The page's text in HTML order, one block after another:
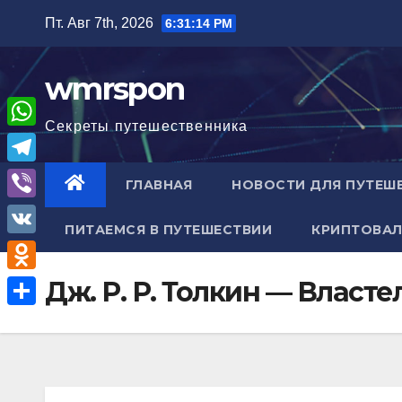
содержимому
Пт. Авг 7th, 2026 6:31:15 PM
wmrspon
Секреты путешественника
ГЛАВНАЯ НОВОСТИ ДЛЯ
ПИТАЕМСЯ В ПУТЕШЕСТВИИ
Дж. Р. Р. Толкин —
W
h
a
A
T
e
l
e
g
V
i
b
e
V
K
O